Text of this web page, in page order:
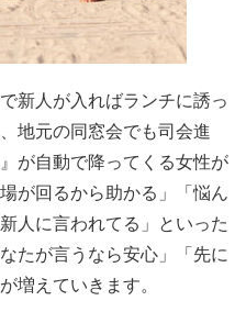
新人が入ればランチに誘っ
地元の同窓会でも司会進
が自動で降ってくる女性が
が回るから助かる」「悩ん
人に言われてる」といった
たが言うなら安心」「先に
増えていきます。